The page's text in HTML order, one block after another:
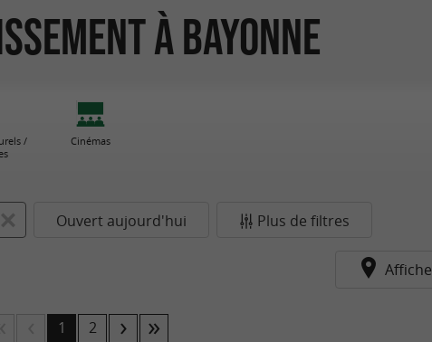
à Bayonne
/
Cinémas
Ouvert aujourd'hui Plus de filtres
1 2